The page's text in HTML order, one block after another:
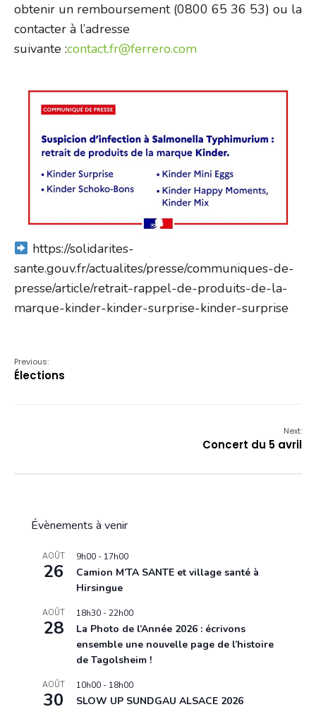
obtenir un remboursement (0800 65 36 53) ou la
contacter à l’adresse
suivante :contact.fr@ferrero.com
https://solidarites-
sante.gouv.fr/actualites/presse/communiques-de-
presse/article/retrait-rappel-de-produits-de-la-
marque-kinder-kinder-surprise-kinder-surprise
Previous:
Élections
Next:
Concert du 5 avril
Évènements à venir
AOÛT
26
9h00 - 17h00
Camion M’TA SANTE et village santé à
Hirsingue
AOÛT
28
18h30 -22h00
La Photo de l’Année 2026 : écrivons
ensemble une nouvelle page de l’histoire
de Tagolsheim !
AOÛT
30
10h00 - 18h00
SLOW UP SUNDGAU ALSACE 2026